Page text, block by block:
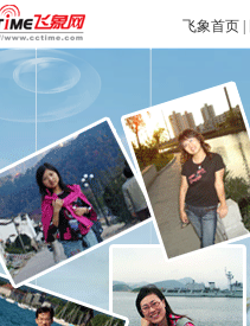
飞象首页